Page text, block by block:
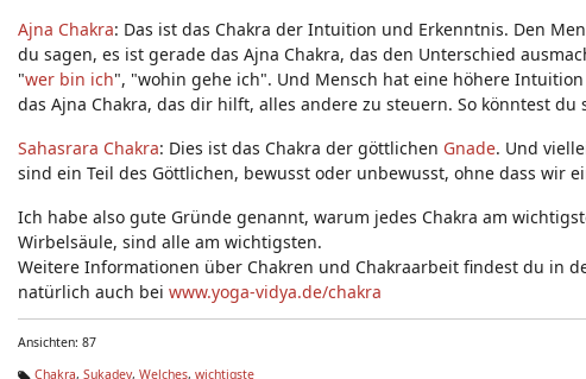
Ajna Chakra: Das ist das Chakra der Intuition und Erkenntnis. Den
du sagen, es ist gerade das Ajna Chakra, das den Unterschied
"wer bin ich", "wohin gehe ich". Und Mensch hat eine höhere
das Ajna Chakra, das dir hilft, alles andere zu steuern. So könntest du
Sahasrara Chakra: Dies ist das Chakra der göttlichen Gnade. Und
sind ein Teil des Göttlichen, bewusst oder unbewusst, ohne dass wir
Ich habe also gute Gründe genannt, warum jedes Chakra am
Wirbelsäule, sind alle am wichtigsten.
Weitere Informationen über Chakren und Chakraarbeit findest du in
natürlich auch bei www.yoga-vidya.de/chakra
Ansichten: 87
Chakra, Sukadev, Welches, wichtigste